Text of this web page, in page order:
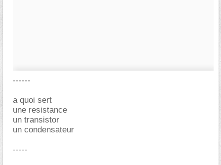
------
a quoi sert
une resistance
un transistor
un condensateur
-----